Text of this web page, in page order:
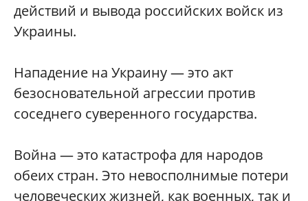
действий и вывода российских войск из
Украины.
Нападение на Украину — это акт
безосновательной агрессии против
соседнего суверенного государства.
Война — это катастрофа для народов
обеих стран. Это невосполнимые потери
человеческих жизней, как военных, так и